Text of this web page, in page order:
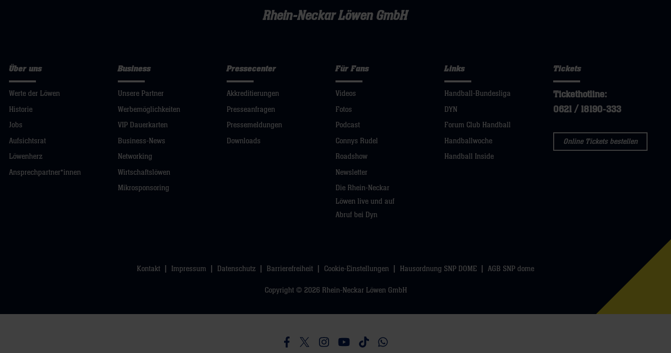
Rhein-Neckar Löwen GmbH
Über uns
Werte der Löwen
Historie
Jobs
Aufsichtsrat
Löwenherz
Ansprechpartner*innen
Business
Unsere Partner
Werbemöglichkeiten
VIP Dauerkarten
Business-News
Networking
Wirtschaftslöwen
Mikrosponsoring
Pressecenter
Akkreditierungen
Presseanfragen
Pressemeldungen
Downloads
Für Fans
Videos
Fotos
Podcast
Connys Rudel
Roadshow
Newsletter
Die Rhein-Neckar
Löwen live und auf
Abruf bei Dyn
Links
Handball-Bundesliga
DYN
Forum Club Handball
Handballwoche
Handball Inside
Tickets
Tickethotline:
0621 / 18190-333
Online Tickets bestellen
Kontakt Impressum Datenschutz Barrierefreiheit Cookie-Einstellungen Hausordnung SNP DOME AGB SNP dome
Copyright © 2026 Rhein-Neckar Löwen GmbH
Besucht uns auf Facebook
Besucht uns auf Twitter
Besucht uns auf Instagram
Besucht uns auf Youtube
Besucht uns auf TikTok
Besucht uns auf WhatsApp